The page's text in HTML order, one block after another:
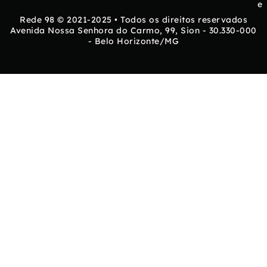
e
Rede 98 © 2021-2025 • Todos os direitos reservados
Avenida Nossa Senhora do Carmo, 99, Sion - 30.330-000
- Belo Horizonte/MG